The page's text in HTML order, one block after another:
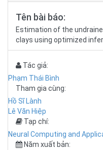
Tên bài báo:
Estimation of the
clays using optimized
Tác giả:
Phạm Thái Bình
Tham gia cùng:
Hồ Sĩ Lành
Lê Văn Hiệp
Tạp chí:
Neural Computing and
Năm xuất bản: